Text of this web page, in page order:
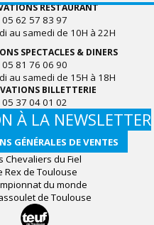
RESTAURANT
05 62 57 83 97
au samedi de 10H à 22H
SPECTACLES & DINERS
05 81 76 06 90
au samedi de 15H à 18H
BILLETTERIE
05 37 04 01 02
À LA NEWSLETTER
GÉNÉRALES DE VENTES
Chevaliers du Fiel
Rex de Toulouse
du monde
de Toulouse